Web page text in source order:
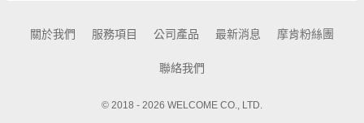
關於我們 服務項目 公司產品 最新消息 摩肯粉絲團
聯絡我們
© 2018 - 2026 WELCOME CO., LTD.